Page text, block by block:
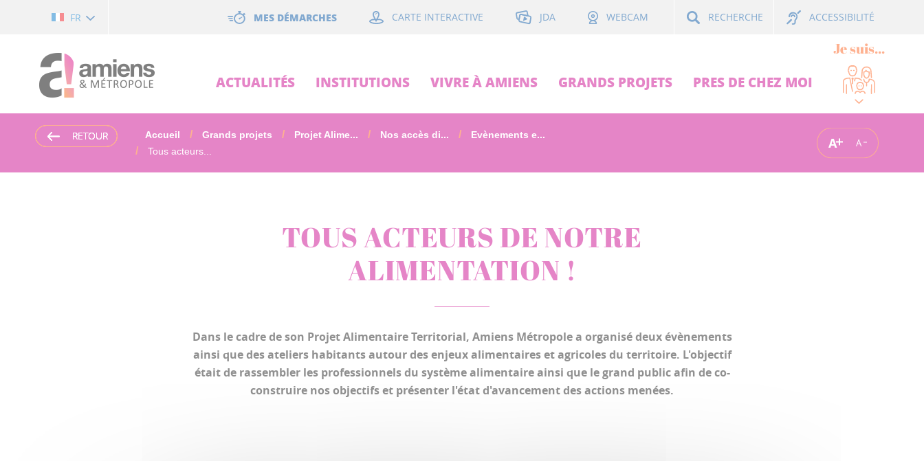
FR MES DÉMARCHES CARTE INTERACTIVE JDA WEBCAM RECHERCHE ACCESSIBILITÉ
ACTUALITÉS INSTITUTIONS VIVRE À AMIENS GRANDS PROJETS PRES DE CHEZ MOI
Je suis...
RETOUR
RETOUR
RETOUR
RETOUR Accueil Grands projets Projet Alime... Nos accès di...
Evènements e...
Tous acteurs...
A A
TOUS ACTEURS DE NOTRE
ALIMENTATION !
Dans le cadre de son Projet Alimentaire Territorial, Amiens Métropole a organisé deux évènements
ainsi que des ateliers habitants autour des enjeux alimentaires et agricoles du territoire. L'objectif
était de rassembler les professionnels du système alimentaire ainsi que le grand public afin de co-
construire nos objectifs et présenter l'état d'avancement des actions menées.